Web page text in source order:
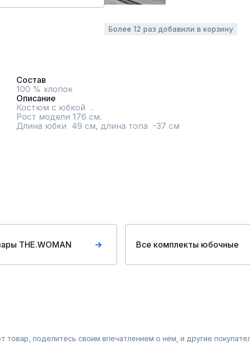
Более 12 раз добавили в корзину
Состав
100 % хлопок
Описание
Костюм с юбкой  .
Рост модели 176 см.
Длина юбки  49 см, длина топа  -37 см
THE.WOMAN Все комплекты юбочные
товар, поделитесь своим впечатлением о нём, и другие